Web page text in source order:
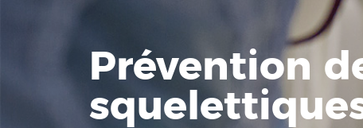
Prévention